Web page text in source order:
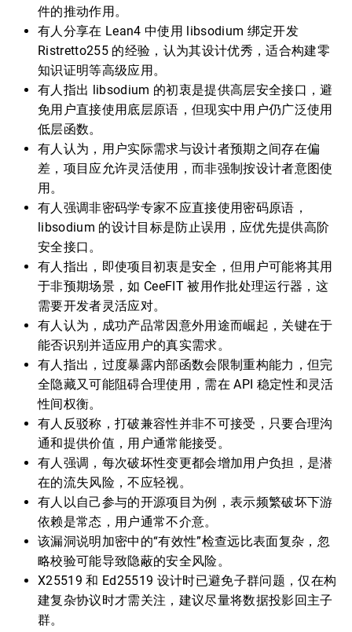
件的推动作用。
有人分享在 Lean4 中使用 libsodium 绑定开发
Ristretto255 的经验，认为其设计优秀，适合构建零
知识证明等高级应用。
有人指出 libsodium 的初衷是提供高层安全接口，避
免用户直接使用底层原语，但现实中用户仍广泛使用
低层函数。
有人认为，用户实际需求与设计者预期之间存在偏
差，项目应允许灵活使用，而非强制按设计者意图使
用。
有人强调非密码学专家不应直接使用密码原语，
libsodium 的设计目标是防止误用，应优先提供高阶
安全接口。
有人指出，即使项目初衷是安全，但用户可能将其用
于非预期场景，如 CeeFIT 被用作批处理运行器，这
需要开发者灵活应对。
有人认为，成功产品常因意外用途而崛起，关键在于
能否识别并适应用户的真实需求。
有人指出，过度暴露内部函数会限制重构能力，但完
全隐藏又可能阻碍合理使用，需在 API 稳定性和灵活
性间权衡。
有人反驳称，打破兼容性并非不可接受，只要合理沟
通和提供价值，用户通常能接受。
有人强调，每次破坏性变更都会增加用户负担，是潜
在的流失风险，不应轻视。
有人以自己参与的开源项目为例，表示频繁破坏下游
依赖是常态，用户通常不介意。
该漏洞说明加密中的“有效性”检查远比表面复杂，忽
略校验可能导致隐蔽的安全风险。
X25519 和 Ed25519 设计时已避免子群问题，仅在构
建复杂协议时才需关注，建议尽量将数据投影回主子
群。